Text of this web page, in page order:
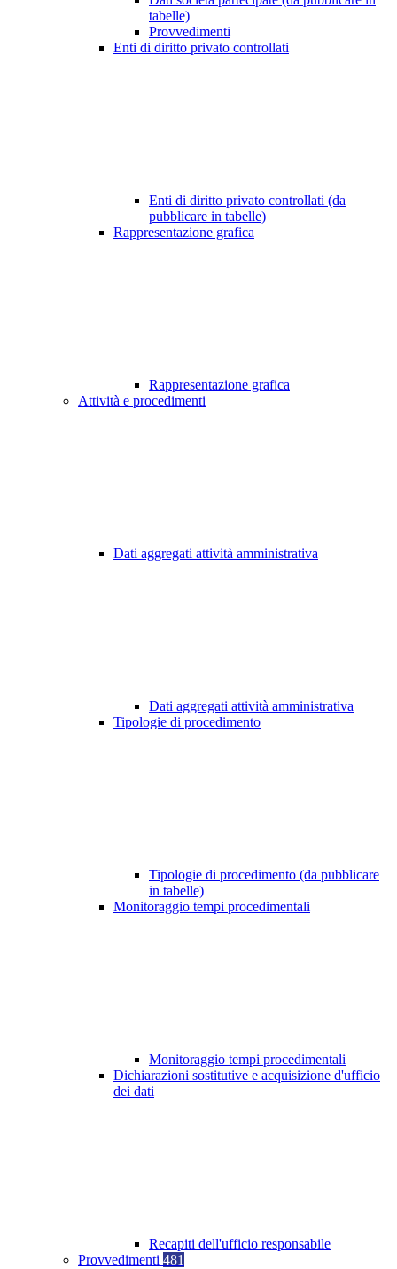
tabelle)
Provvedimenti
Enti di diritto privato controllati
Enti di diritto privato controllati (da
pubblicare in tabelle)
Rappresentazione grafica
Rappresentazione grafica
Attività e procedimenti
Dati aggregati attività amministrativa
Dati aggregati attività amministrativa
Tipologie di procedimento
Tipologie di procedimento (da pubblicare
in tabelle)
Monitoraggio tempi procedimentali
Monitoraggio tempi procedimentali
Dichiarazioni sostitutive e acquisizione d'ufficio
dei dati
Recapiti dell'ufficio responsabile
Provvedimenti 481